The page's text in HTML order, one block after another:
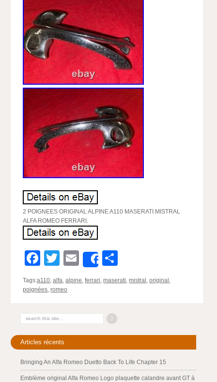
2 POIGNEES ORIGINAL ALPINE A110 MASERATI MISTRAL
ALFA ROMEO FERRARI.
Facebook
Twitter
EmailShare
Tags:a110,alfa,alpine,ferrari,maserati,mistral ,original ,
poignées,romeo
Articles récents
Bringing An Alfa Romeo Duetto Back To Life Chapter 15
Emblème original Alfa Romeo Logo plaquette calandre avant GT à